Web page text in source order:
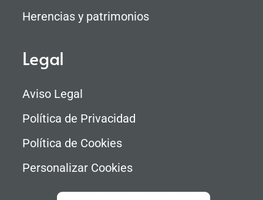
Herencias y patrimonios
Legal
Aviso Legal
Política de Privacidad
Política de Cookies
Personalizar Cookies